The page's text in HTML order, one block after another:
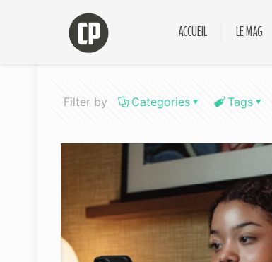
ACCUEIL LE MAG
Filter by Categories Tags